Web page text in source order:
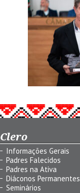
Clero
Informações Gerais
Padres Falecidos
Padres na Ativa
Diáconos Permanentes
Seminários